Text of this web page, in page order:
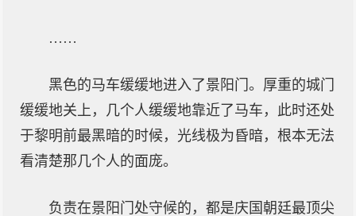
……
黑色的马车缓缓地进入了景阳门。厚重的城门
缓缓地关上，几个人缓缓地靠近了马车，此时还处
于黎明前最黑暗的时候，光线极为昏暗，根本无法
看清楚那几个人的面庞。
负责在景阳门处守候的，都是庆国朝廷最顶尖